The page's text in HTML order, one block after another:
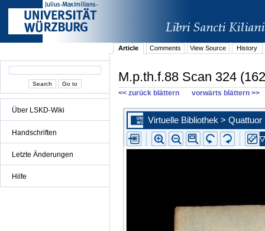
Über LSKD-Wiki
Handschriften
Letzte Änderungen
Hilfe
Article Comments View Source History
M.p.th.f.88 Scan 324
<< zurück blättern vorwärts blättern >>